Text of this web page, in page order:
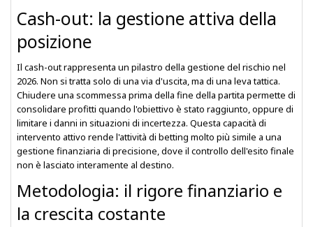
Cash-out: la gestione attiva della
posizione
Il cash-out rappresenta un pilastro della gestione del rischio nel
2026. Non si tratta solo di una via d'uscita, ma di una leva tattica.
Chiudere una scommessa prima della fine della partita permette di
consolidare profitti quando l'obiettivo è stato raggiunto, oppure di
limitare i danni in situazioni di incertezza. Questa capacità di
intervento attivo rende l'attività di betting molto più simile a una
gestione finanziaria di precisione, dove il controllo dell'esito finale
non è lasciato interamente al destino.
Metodologia: il rigore finanziario e
la crescita costante